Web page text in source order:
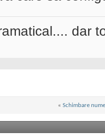
dar
« Schimbare